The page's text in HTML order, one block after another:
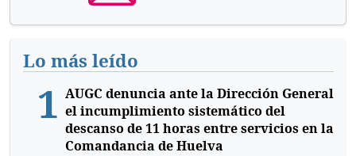
Lo más leído
1 AUGC denuncia ante la Dirección General
el incumplimiento sistemático del
descanso de 11 horas entre servicios en la
Comandancia de Huelva